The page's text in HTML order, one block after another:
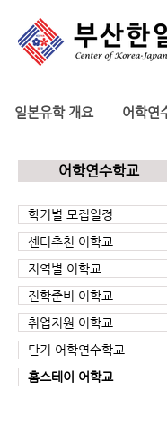
일본유학 개요 어학연
어학연수학교
학기별 모집일정
센터추천 어학교
지역별 어학교
진학준비 어학교
취업지원 어학교
단기 어학연수학교
홈스테이 어학교